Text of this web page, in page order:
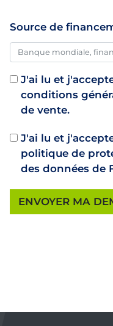
Source de
J'ai lu et
conditions
de vente.
J'ai lu et
politique de
des données de